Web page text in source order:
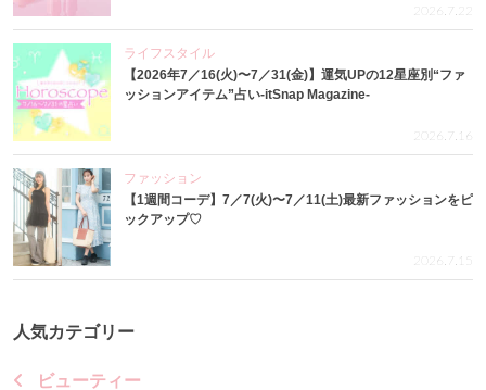
2026.7.22
ライフスタイル
【2026年7／16(火)〜7／31(金)】運気UPの12星座別“ファ
ッションアイテム”占い-itSnap Magazine-
2026.7.16
ファッション
【1週間コーデ】7／7(火)〜7／11(土)最新ファッションをピ
ックアップ♡
2026.7.15
人気カテゴリー
ビューティー